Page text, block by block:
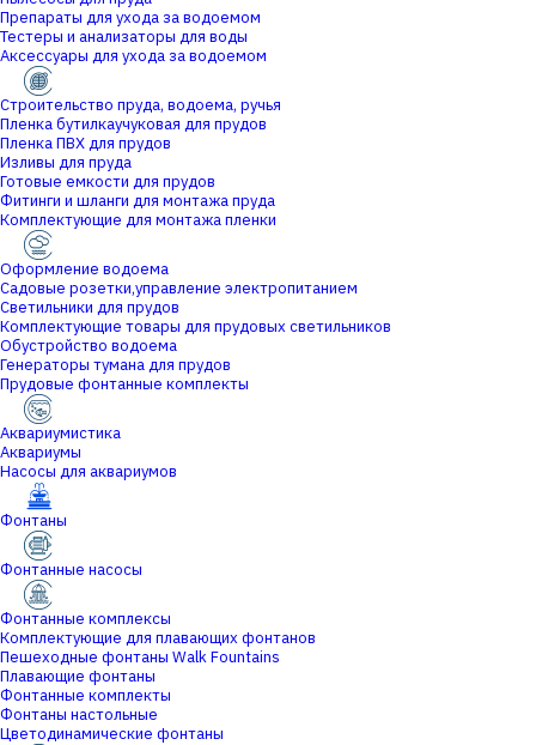
Препараты для ухода за водоемом
Тестеры и анализаторы для воды
Аксессуары для ухода за водоемом
Строительство пруда, водоема, ручья
Пленка бутилкаучуковая для прудов
Пленка ПВХ для прудов
Изливы для пруда
Готовые емкости для прудов
Фитинги и шланги для монтажа пруда
Комплектующие для монтажа пленки
Оформление водоема
Садовые розетки,управление электропитанием
Светильники для прудов
Комплектующие товары для прудовых светильников
Обустройство водоема
Генераторы тумана для прудов
Прудовые фонтанные комплекты
Аквариумистика
Аквариумы
Насосы для аквариумов
Фонтаны
Фонтанные насосы
Фонтанные комплексы
Комплектующие для плавающих фонтанов
Пешеходные фонтаны Walk Fountains
Плавающие фонтаны
Фонтанные комплекты
Фонтаны настольные
Цветодинамические фонтаны